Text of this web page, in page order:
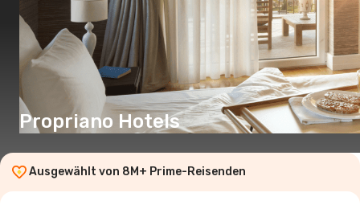
Propriano Hotels
Ausgewählt von 8M+ Prime-Reisenden